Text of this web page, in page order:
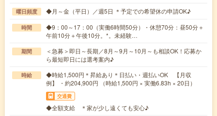
曜日頻度 ◆月～金（平日）／週5日 ＊予定での希望休の申請OK♪
時間
◆9：00～17：00（実働6時間50分）・休憩70分：昼50分＋
午前10分＋午後10分。*。未経験…
期間
＜急募＞即日～長期／8月～9月～10月～も相談OK！応募か
ら最短即日には選考案内♪
時給
◆時給1,500円＊昇給あり＊日払い・週払いOK 【月収
例】 ・約204,900円 （時給1,500円 × 実働6.83h × 20日）
交通費
◆全額支給 ＊家が少し遠くても安心♪